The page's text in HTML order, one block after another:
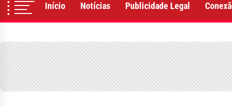
Início Notícias Publicidade Legal